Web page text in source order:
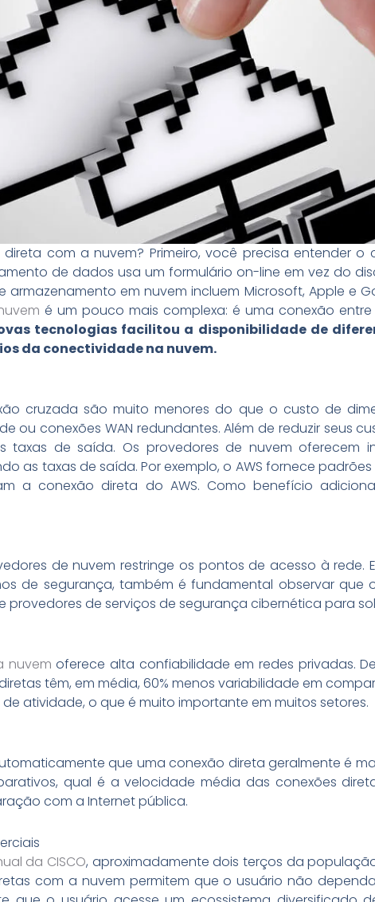
com a nuvem? Primeiro, você precisa entender
de dados usa um formulário on-line em vez do
armazenamento em nuvem incluem Microsoft, Apple e
é um pouco mais complexa: é uma conexão
tecnologias facilitou a disponibilidade de
da conectividade na nuvem.
cruzada são muito menores do que o custo de
ou conexões WAN redundantes. Além de reduzir seus
taxas de saída. Os provedores de nuvem oferecem
as taxas de saída. Por exemplo, o AWS fornece
a conexão direta do AWS. Como benefício
de nuvem restringe os pontos de acesso à
de segurança, também é fundamental observar que
provedores de serviços de segurança cibernética para
nuvem oferece alta confiabilidade em redes privadas.
têm, em média, 60% menos variabilidade em
atividade, o que é muito importante em muitos setores.
que uma conexão direta geralmente é
qual é a velocidade média das conexões
com a Internet pública.
da CISCO, aproximadamente dois terços da
com a nuvem permitem que o usuário não